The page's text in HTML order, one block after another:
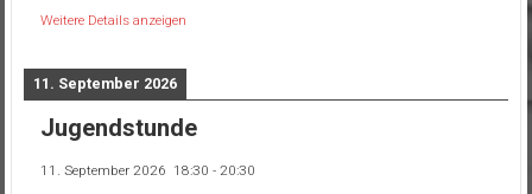
Weitere Details anzeigen
11. September 2026
Jugendstunde
11. September 2026 18:30 - 20:30